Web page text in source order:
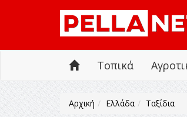
Τοπικά
Αρχική Ελλάδα Ταξίδια